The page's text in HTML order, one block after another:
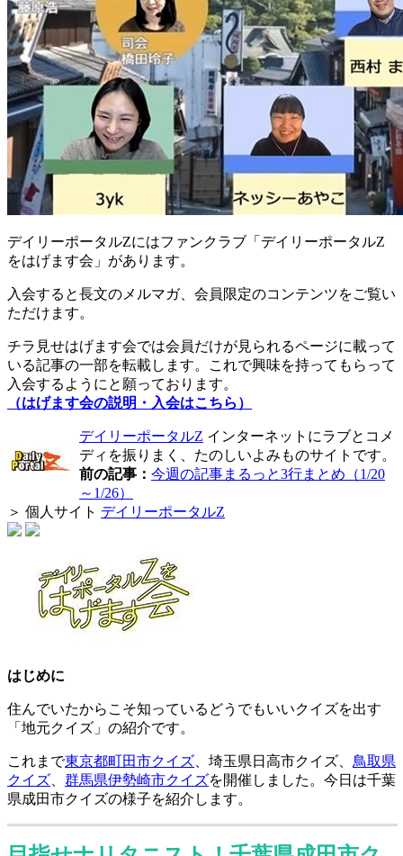
デイリーポータルZにはファンクラブ「デイリーポータルZ
をはげます会」があります。
入会すると長文のメルマガ、会員限定のコンテンツをご覧い
ただけます。
チラ見せはげます会では会員だけが見られるページに載って
いる記事の一部を転載します。これで興味を持ってもらって
入会するようにと願っております。
（はげます会の説明・入会はこちら）
デイリーポータルZ インターネットにラブとコメ
ディを振りまく、たのしいよみものサイトです。
前の記事： 今週の記事まるっと3行まとめ（1/20
～1/26）
＞ 個人サイト デイリーポータルZ
はじめに
住んでいたからこそ知っているどうでもいいクイズを出す
「地元クイズ」の紹介です。
これまで東京都町田市クイズ 、埼玉県日高市クイズ、 鳥取県
クイズ
群馬県伊勢崎市クイズを開催しました。今日は千葉
県成田市クイズの様子を紹介します。